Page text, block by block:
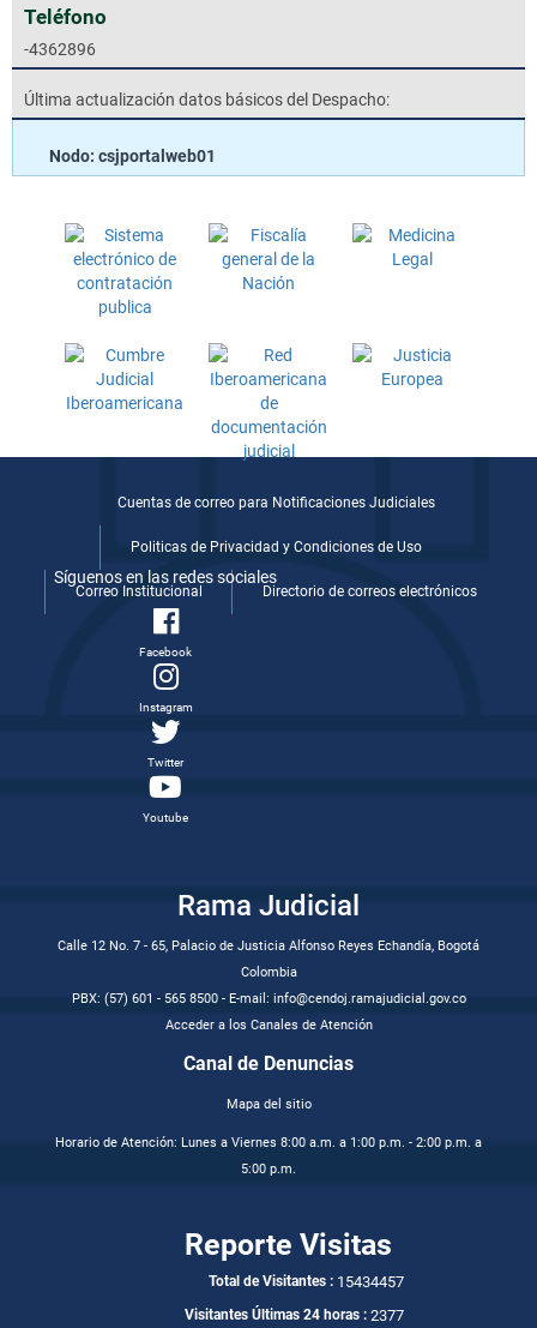
Teléfono
-4362896
Última actualización datos básicos del Despacho:
Nodo: csjportalweb01
Cuentas de correo para Notificaciones Judiciales
Politicas de Privacidad y Condiciones de Uso
Correo Institucional Directorio de correos electrónicos
Síguenos en las redes sociales
Facebook
Instagram
Twitter
Youtube
Rama Judicial
Calle 12 No. 7 - 65, Palacio de Justicia Alfonso Reyes Echandía, Bogotá
Colombia
PBX: (57) 601 - 565 8500 - E-mail: info@cendoj.ramajudicial.gov.co
Acceder a los Canales de Atención
Canal de Denuncias
Mapa del sitio
Horario de Atención: Lunes a Viernes 8:00 a.m. a 1:00 p.m. - 2:00 p.m. a
5:00 p.m.
Reporte Visitas
Total de Visitantes : 15434457
Visitantes Últimas 24 horas : 2377